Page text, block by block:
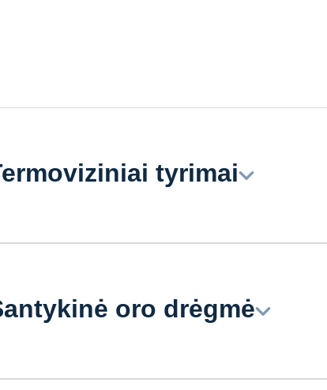
tyrimai
oro drėgmė